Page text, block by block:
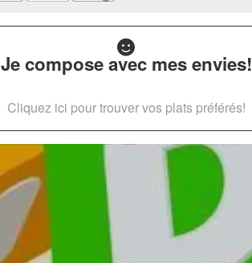
Je compose avec mes envies!
Cliquez ici pour trouver vos plats préférés!